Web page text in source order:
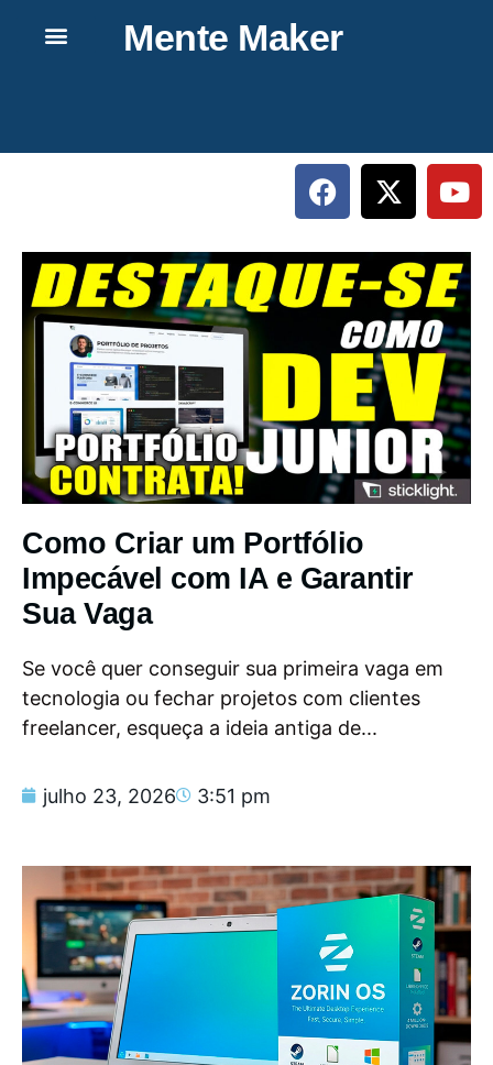
Mente Maker
Como Criar um Portfólio
Impecável com IA e Garantir
Sua Vaga
Se você quer conseguir sua primeira vaga em
tecnologia ou fechar projetos com clientes
freelancer, esqueça a ideia antiga de...
julho 23, 2026 3:51 pm